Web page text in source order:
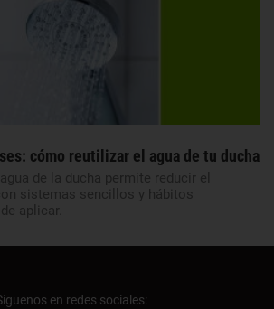
cómo reutilizar el agua de tu ducha
de la ducha permite reducir el
sistemas sencillos y hábitos
aplicar.
en redes sociales: